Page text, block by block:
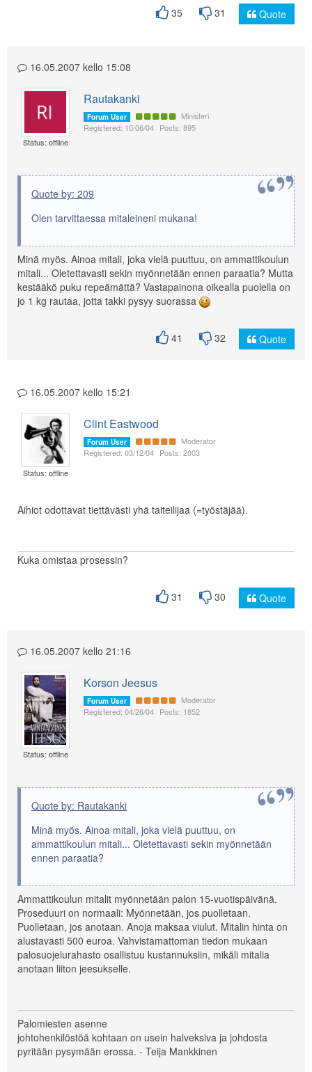
35 31 Quote
16.05.2007 kello 15:08
Status: offline
Rautakanki
Forum User
Ministeri
Registered: 10/06/04 Posts: 895
Quote by: 209
Olen tarvittaessa mitaleineni mukana!
Minä myös. Ainoa mitali, joka vielä puuttuu, on ammattikoulun
mitali... Oletettavasti sekin myönnetään ennen paraatia? Mutta
kestääkö puku repeämättä? Vastapainona oikealla puolella on
jo 1 kg rautaa, jotta takki pysyy suorassa
41 32 Quote
16.05.2007 kello 15:21
Status: offline
Clint Eastwood
Forum User
Moderator
Registered: 03/12/04 Posts: 2003
Aihiot odottavat tiettävästi yhä taiteilijaa (=työstäjää).
Kuka omistaa prosessin?
31 30 Quote
16.05.2007 kello 21:16
Status: offline
Korson Jeesus
Forum User
Moderator
Registered: 04/26/04 Posts: 1852
Quote by: Rautakanki
Minä myös. Ainoa mitali, joka vielä puuttuu, on
ammattikoulun mitali... Oletettavasti sekin myönnetään
ennen paraatia?
Ammattikoulun mitalit myönnetään palon 15-vuotispäivänä.
Proseduuri on normaali: Myönnetään, jos puolletaan.
Puolletaan, jos anotaan. Anoja maksaa viulut. Mitalin hinta on
alustavasti 500 euroa. Vahvistamattoman tiedon mukaan
palosuojelurahasto osallistuu kustannuksiin, mikäli mitalia
anotaan liiton jeesukselle.
Palomiesten asenne
johtohenkilöstöä kohtaan on usein halveksiva ja johdosta
pyritään pysymään erossa. - Teija Mankkinen